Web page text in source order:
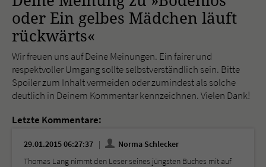
oder Ein gelbes Mädchen läuft
rückwärts«
Wir freuen uns auf Deine Meinungen. Ein fairer und
respektvoller Umgang sollte selbstverständlich sein. Bitte
Spoiler zum Inhalt vermeiden oder zumindest als solche
deutlich in Deinem Kommentar kennzeichnen. Vielen Dank!
Letzte Kommentare:
29.01.2015 06:27:37
Norma Schlecker
Thomas Lang nimmt den Leser seines jüngsten Buches mit auf